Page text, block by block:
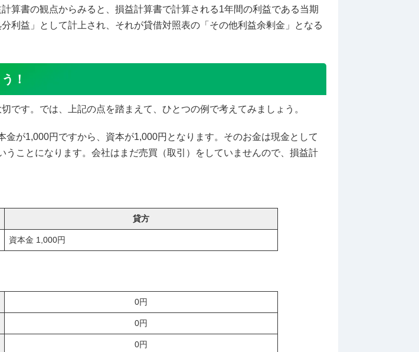
算書の観点からみると、損益計算書で計算される1年間の利益である当期
利益」として計上され、それが貸借対照表の「その他利益余剰金」となる
！
です。では、上記の点を踏まえて、ひとつの例で考えてみましょう。
が1,000円ですから、資本が1,000円となります。そのお金は現金として
ことになります。会社はまだ売買（取引）をしていませんので、損益計
貸方
資本金 1,000円
0円
0円
0円